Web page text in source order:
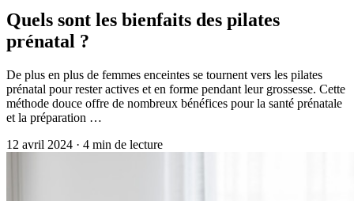
Quels sont les bienfaits des pilates
prénatal ?
De plus en plus de femmes enceintes se tournent vers les pilates
prénatal pour rester actives et en forme pendant leur grossesse. Cette
méthode douce offre de nombreux bénéfices pour la santé prénatale
et la préparation …
12 avril 2024 · 4 min de lecture